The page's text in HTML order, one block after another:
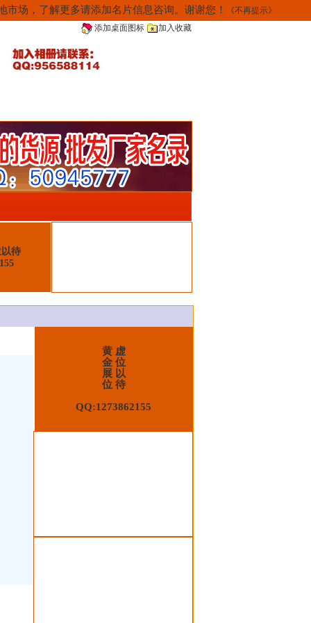
场，了解更多请添加名片信息咨询。谢谢您！
《不再提示》
添加桌面图标
加入收藏
待
黄 虚
金 位
展 以
位 待
QQ:1273862155